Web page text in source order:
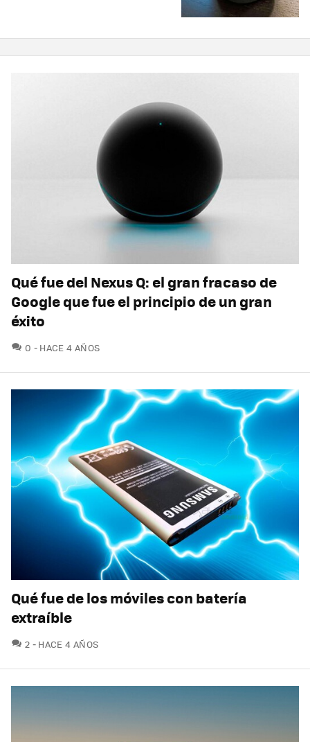
Qué fue del Nexus Q: el gran fracaso de
Google que fue el principio de un gran
éxito
0 COMENTARIOS
HACE 4 AÑOS
Qué fue de los móviles con batería
extraíble
2 COMENTARIOS
HACE 4 AÑOS